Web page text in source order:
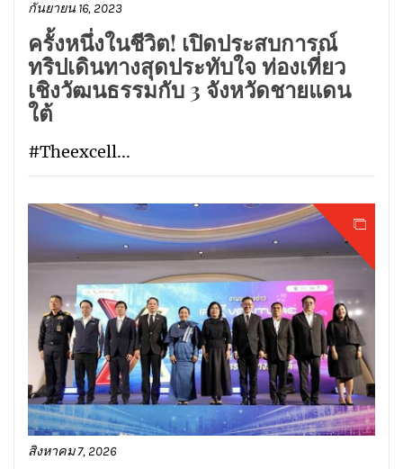
กันยายน 16, 2023
ครั้งหนึ่งในชีวิต! เปิดประสบการณ์
ทริปเดินทางสุดประทับใจ ท่องเที่ยว
เชิงวัฒนธรรมกับ 3 จังหวัดชายแดน
ใต้
#Theexcell...
สิงหาคม 7, 2026